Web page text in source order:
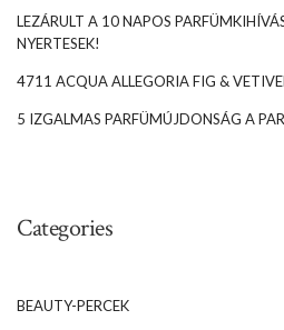
LEZÁRULT A 10 NAPOS
NYERTESEK!
4711 ACQUA ALLEGORIA FIG &
5 IZGALMAS PARFÜMÚJDONSÁG A
Categories
BEAUTY-PERCEK